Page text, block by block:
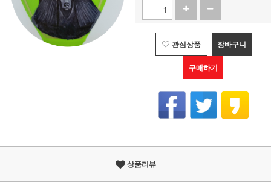
관심상품 장바구니
구매하기
상품리뷰